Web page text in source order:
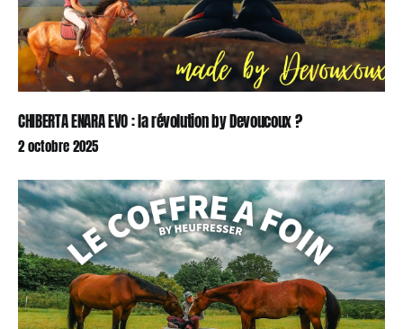
CHIBERTA ENARA EVO : la révolution by Devoucoux ?
2 octobre 2025